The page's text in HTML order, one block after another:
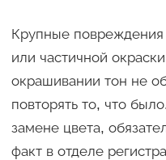
Крупные повреждения
или частичной
окрашивании тон не
повторять то, что
замене цвета,
факт в отделе